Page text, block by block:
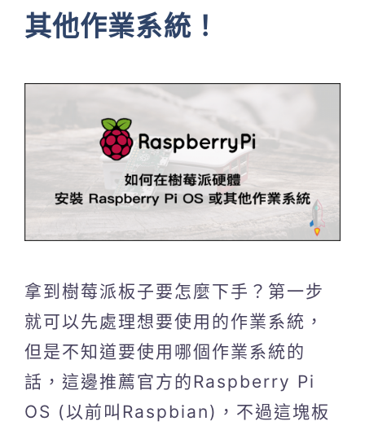
其他作業系統！
拿到樹莓派板子要怎麼下手？第一步
就可以先處理想要使用的作業系統，
但是不知道要使用哪個作業系統的
話，這邊推薦官方的Raspberry Pi
OS (以前叫Raspbian)，不過這塊板